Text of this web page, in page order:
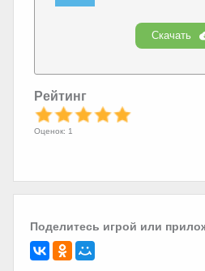
Скачать
Рейтинг
Оценок: 1
Поделитесь игрой или